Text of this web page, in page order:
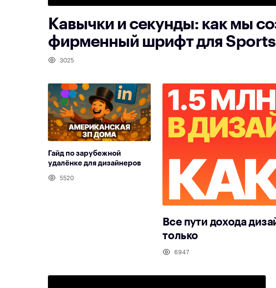
Кавычки и секунды: как мы
фирменный шрифт для
3025
Гайд по зарубежной
удалёнке для дизайнеров
5520
Все пути дохода
только
6947